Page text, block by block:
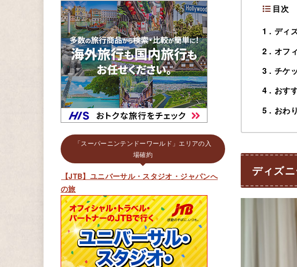
目次
1
ディ
2
オフ
3
チケ
4
おす
5
おわ
ディズ
「スーパーニンテンドーワールド」エリアの入
場確約
【JTB】ユニバーサル・スタジオ・ジャパンへ
の旅